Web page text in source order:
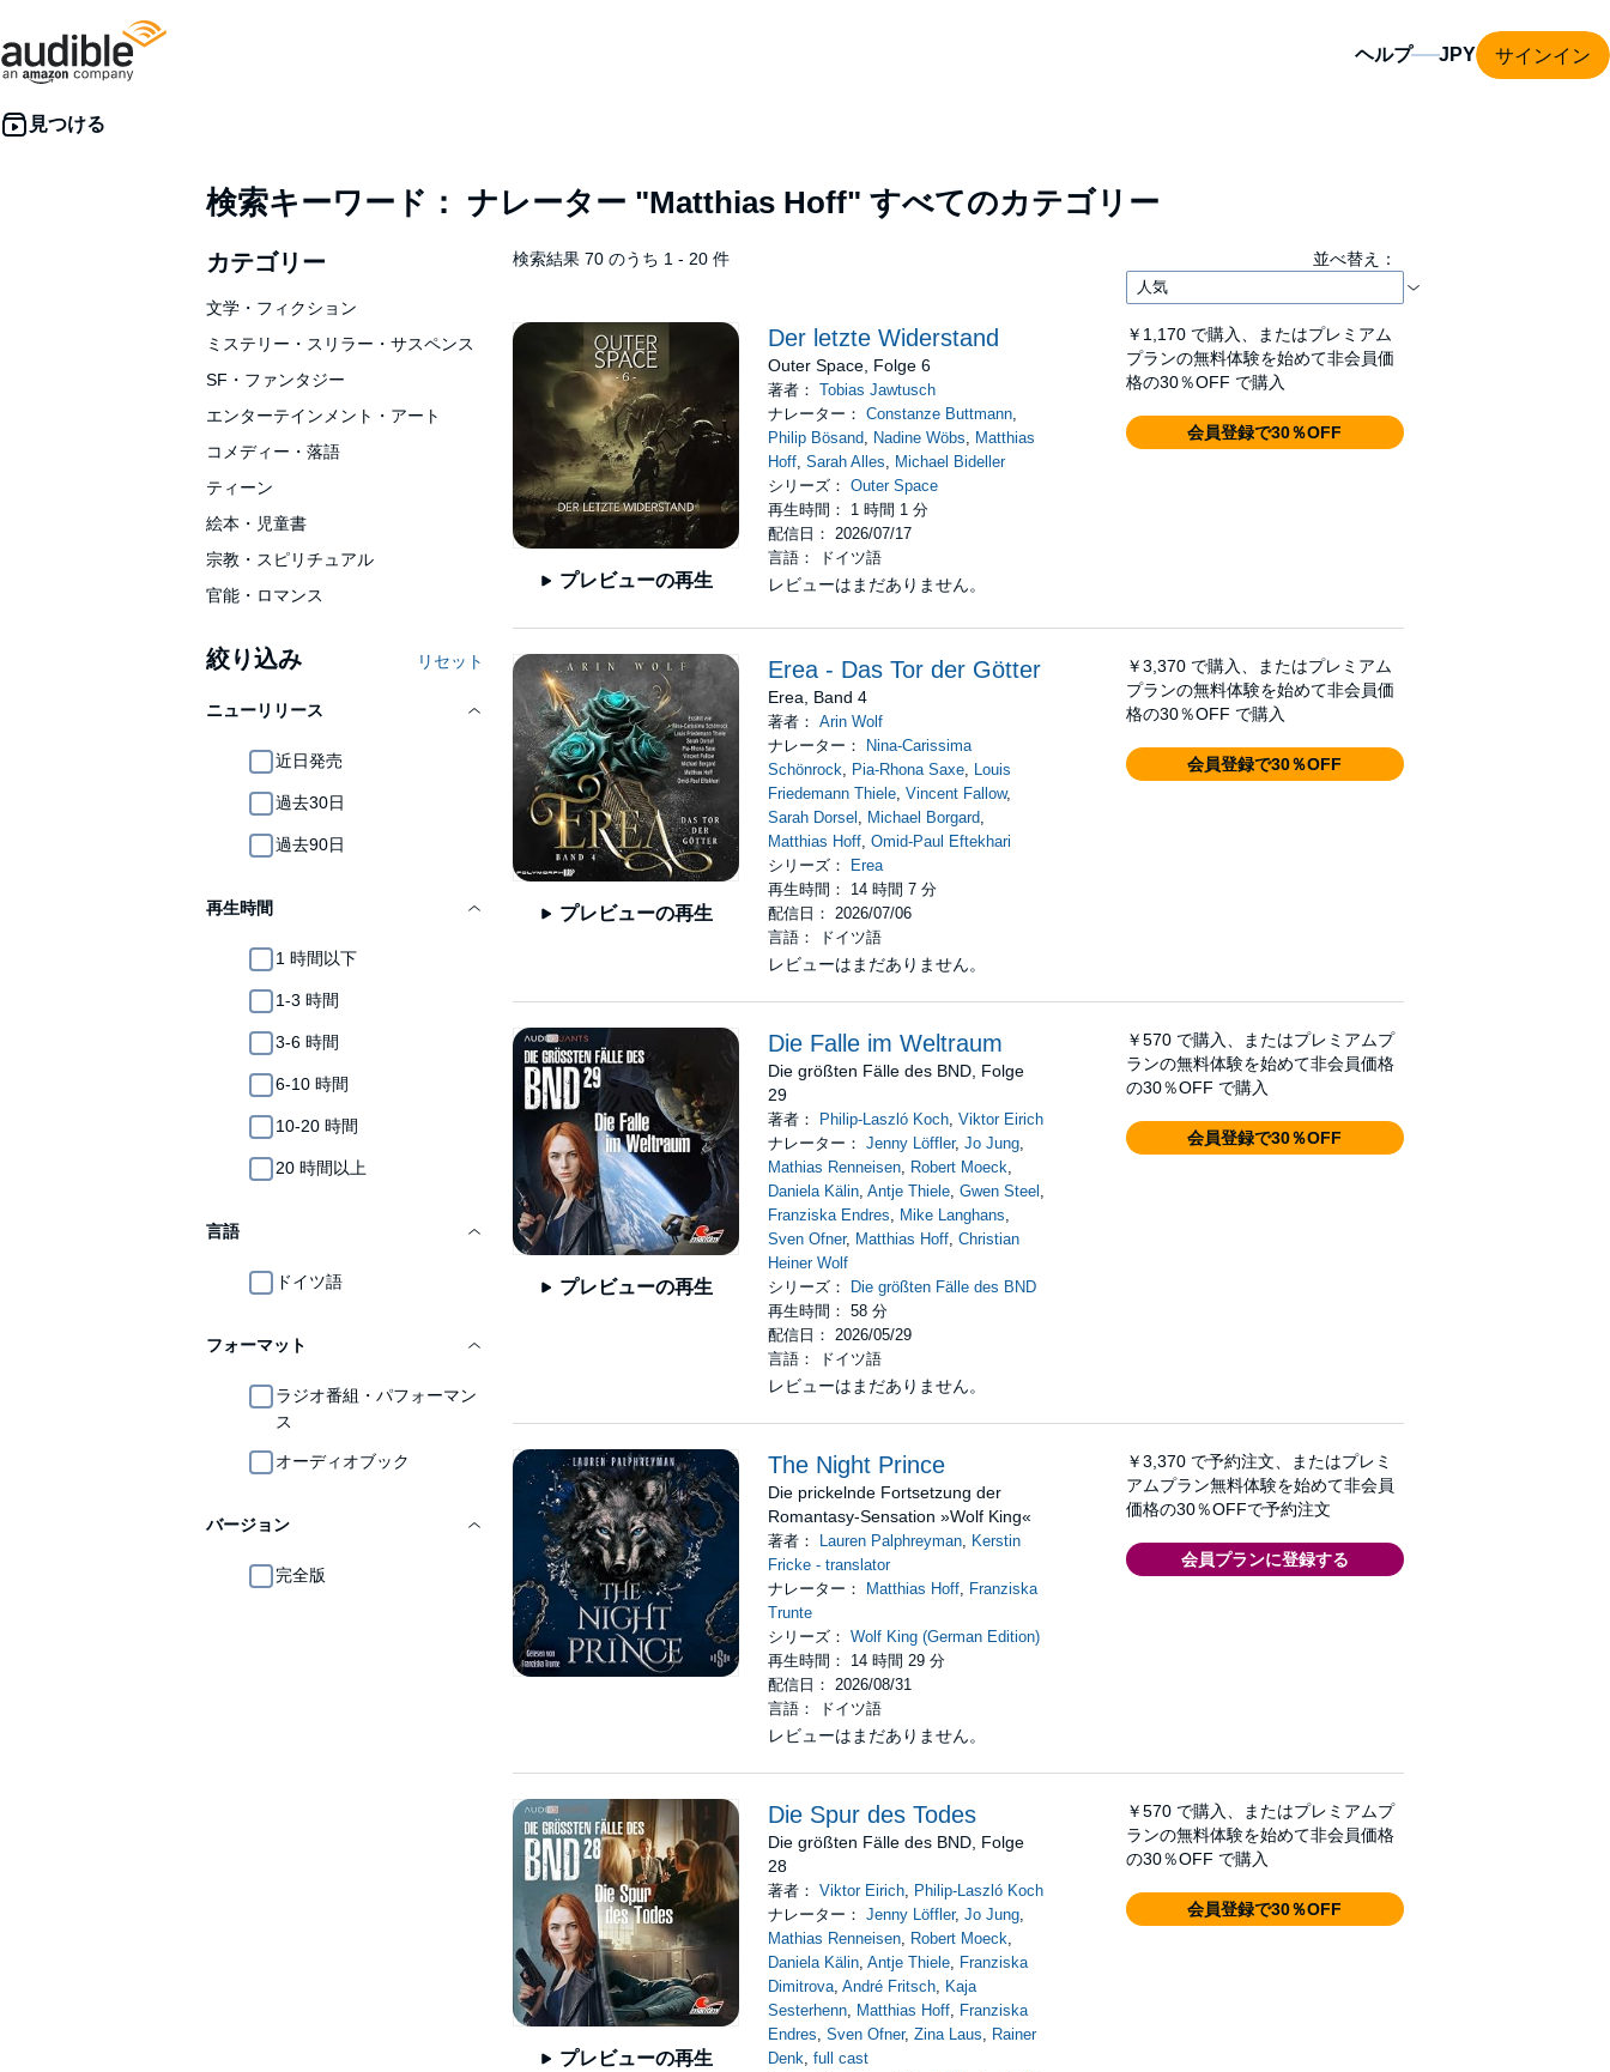
ヘルプ サインイン
検索キーワード： ナレーター "Matthias Hoff" すべてのカテゴリー
カテゴリー
文学・フィクション
ミステリー・スリラー・サスペンス
SF・ファンタジー
エンターテインメント・アート
コメディー・落語
ティーン
絵本・児童書
宗教・スピリチュアル
官能・ロマンス
絞り込み リセット
ニューリリース
近日発売
過去30日
過去90日
再生時間
1 時間以下
1-3 時間
3-6 時間
6-10 時間
10-20 時間
20 時間以上
言語
ドイツ語
フォーマット
ラジオ番組・パフォーマン
ス
オーディオブック
バージョン
完全版
検索結果 70 のうち 1 - 20 件 並べ替え：
プレビューの再生
Der letzte Widerstand
Outer Space, Folge 6
著者：Tobias Jawtusch
ナレーター：Constanze Buttmann,
Philip Bösand, Nadine Wöbs, Matthias
Hoff,Sarah Alles, Michael Bideller
シリーズ：Outer Space
再生時間： 1 時間 1 分
配信日： 2026/07/17
言語： ドイツ語
レビューはまだありません。
￥1,170 で購入、またはプレミアム
プランの無料体験を始めて非会員価
格の30％OFF で購入
会員登録で30％OFF
プレビューの再生
Erea - Das Tor der Götter
Erea, Band 4
著者：Arin Wolf
ナレーター：
Nina-Carissima
Schönrock, Pia-Rhona Saxe, Louis
Friedemann Thiele,Vincent Fallow,
Sarah Dorsel , Michael Borgard,
Matthias Hoff,Omid-Paul Eftekhari
シリーズ：
Erea
再生時間： 14 時間 7 分
配信日： 2026/07/06
言語： ドイツ語
レビューはまだありません。
￥3,370 で購入、またはプレミアム
プランの無料体験を始めて非会員価
格の30％OFF で購入
会員登録で30％OFF
プレビューの再生
Die Falle im Weltraum
Die größten Fälle des BND, Folge
29
著者： Philip-Laszló Koch,Viktor Eirich
ナレーター：Jenny Löffler,Jo Jung,
Mathias Renneisen, Robert Moeck,
Daniela Kälin,Antje Thiele,Gwen Steel ,
Franziska Endres, Mike Langhans,
Sven Ofner, Matthias Hoff,Christian
Heiner Wolf
シリーズ：
Die größten Fälle des BND
再生時間： 58 分
配信日： 2026/05/29
言語： ドイツ語
レビューはまだありません。
￥570 で購入、またはプレミアムプ
ランの無料体験を始めて非会員価格
の30％OFF で購入
会員登録で30％OFF
The Night Prince
Die prickelnde Fortsetzung der
Romantasy-Sensation »Wolf King«
著者： Lauren Palphreyman, Kerstin
Fricke - translator
ナレーター：
Matthias Hoff, Franziska
Trunte
シリーズ：Wolf King (German Edition)
再生時間： 14 時間 29 分
配信日： 2026/08/31
言語： ドイツ語
レビューはまだありません。
￥3,370 で予約注文、またはプレミ
アムプラン無料体験を始めて非会員
価格の30％OFFで予約注文
会員プランに登録する
プレビューの再生
Die Spur des Todes
Die größten Fälle des BND, Folge
28
著者：Viktor Eirich, Philip-Laszló Koch
ナレーター：Jenny Löffler,Jo Jung,
Mathias Renneisen, Robert Moeck,
Daniela Kälin,Antje Thiele, Franziska
Dimitrova,André Fritsch, Kaja
Sesterhenn, Matthias Hoff, Franziska
Endres,Sven Ofner,Zina Laus, Rainer
Denk,full cast
￥570 で購入、またはプレミアムプ
ランの無料体験を始めて非会員価格
の30％OFF で購入
会員登録で30％OFF